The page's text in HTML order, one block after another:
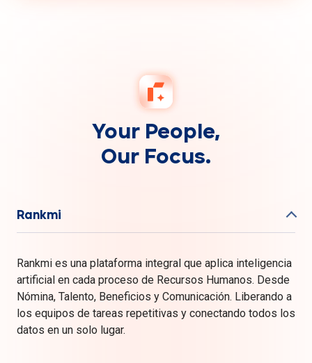
Your People,
Our Focus.
Rankmi
Rankmi es una plataforma integral que aplica inteligencia
artificial en cada proceso de Recursos Humanos. Desde
Nómina, Talento, Beneficios y Comunicación. Liberando a
los equipos de tareas repetitivas y conectando todos los
datos en un solo lugar.